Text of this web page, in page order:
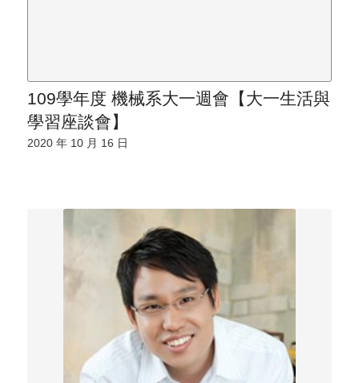
109學年度 機械系大一週會【大一生活與
學習座談會】
2020 年 10 月 16 日